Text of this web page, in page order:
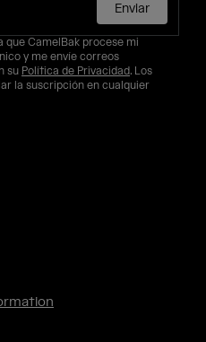
Enviar
CamelBak procese mi
y me envíe correos
su Política de Privacidad. Los
la suscripción en cualquier